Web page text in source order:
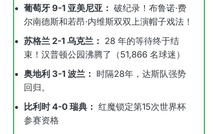
葡萄牙 9-1 亚美尼亚： 破纪录！布鲁诺·费
尔南德斯和若昂·内维斯双双上演帽子戏法！
苏格兰 2-1 乌克兰：
28 年的等待终于结
束！汉普顿公园沸腾了（51,866 名球迷）
奥地利 3-1 波兰：
时隔28年，达斯队强势
回归。
比利时 4-0 瑞典： 红魔锁定第15次世界杯
参赛资格